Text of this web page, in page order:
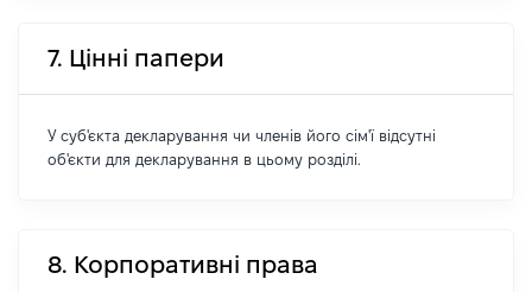
7. Цінні папери
У суб'єкта декларування чи членів його сім'ї відсутні
об'єкти для декларування в цьому розділі.
8. Корпоративні права